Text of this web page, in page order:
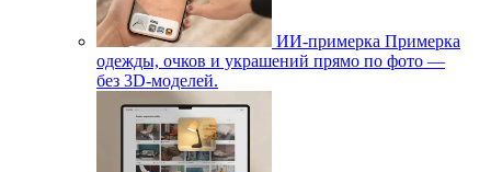
ИИ-примерка Примерка
одежды, очков и украшений прямо по фото —
без 3D-моделей.